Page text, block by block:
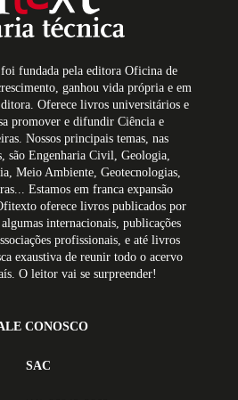
fundada pela editora Oficina de
ganhou vida própria e em
Oferece livros universitários e
promover e difundir Ciência e
Nossos principais temas, nas
são Engenharia Civil, Geologia,
Meio Ambiente, Geotecnologias,
Estamos em franca expansão
oferece livros publicados por
internacionais, publicações
profissionais, e até livros
exaustiva de reunir todo o acervo
O leitor vai se surpreender!
CONOSCO
SAC